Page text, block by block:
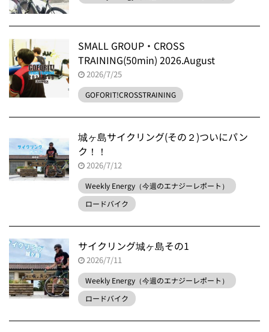
SMALL GROUP・CROSS
TRAINING(50min) 2026.August
2026/7/25
GOFORIT!CROSSTRAINING
城ヶ島サイクリング(その２)ついにパン
ク！！
2026/7/12
Weekly Energy（今週のエナジーレポート）
ロードバイク
サイクリング城ヶ島その1
2026/7/11
Weekly Energy（今週のエナジーレポート）
ロードバイク